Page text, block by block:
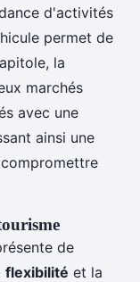
d'activités
permet de
la
marchés
avec une
ainsi une
de
flexibilité et la